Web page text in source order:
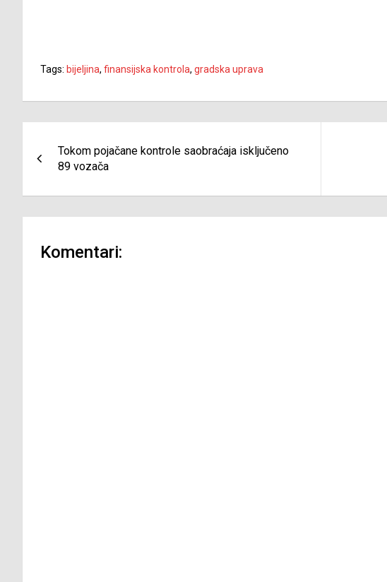
Tags: bijeljina, finansijska kontrola, gradska uprava
članaka
Tokom pojačane kontrole saobraćaja isključeno
89 vozača
Komentari: